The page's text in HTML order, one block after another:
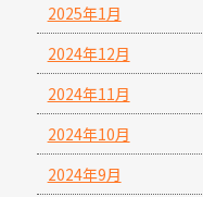
2025年1月
2024年12月
2024年11月
2024年10月
2024年9月